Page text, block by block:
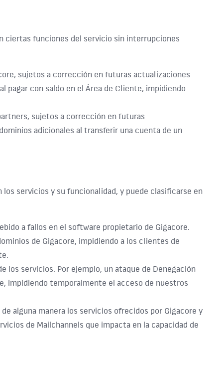
ciertas funciones del servicio sin interrupciones
sujetos a corrección en futuras actualizaciones
pagar con saldo en el Área de Cliente, impidiendo
sujetos a corrección en futuras
adicionales al transferir una cuenta de un
servicios y su funcionalidad, y puede clasificarse en
a fallos en el software propietario de Gigacore.
de Gigacore, impidiendo a los clientes de
servicios. Por ejemplo, un ataque de Denegación
impidiendo temporalmente el acceso de nuestros
alguna manera los servicios ofrecidos por Gigacore y
de Mailchannels que impacta en la capacidad de